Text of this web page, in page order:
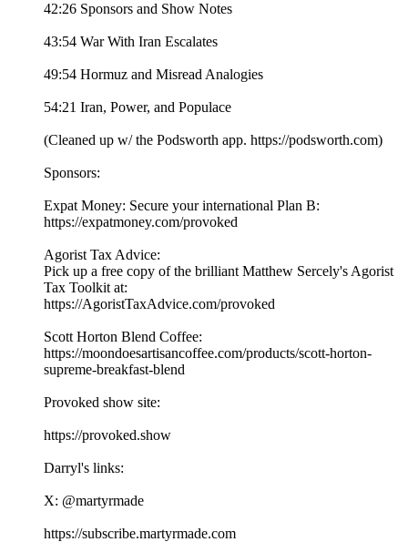
42:26 Sponsors and Show Notes
43:54 War With Iran Escalates
49:54 Hormuz and Misread Analogies
54:21 Iran, Power, and Populace
(Cleaned up w/ the Podsworth app. ⁠⁠⁠⁠⁠⁠⁠⁠⁠⁠⁠⁠⁠⁠⁠⁠⁠⁠⁠⁠⁠⁠⁠⁠⁠⁠⁠⁠⁠⁠⁠⁠⁠⁠⁠https://podsworth.com⁠⁠⁠⁠⁠⁠⁠⁠⁠⁠⁠⁠⁠⁠⁠⁠⁠⁠⁠⁠⁠⁠⁠⁠⁠⁠⁠⁠⁠⁠⁠⁠⁠⁠⁠)
Sponsors:
Expat Money: Secure your international Plan B:
⁠⁠⁠⁠https://expatmoney.com/provoked⁠⁠⁠⁠
Agorist Tax Advice:
Pick up a free copy of the brilliant Matthew Sercely's Agorist
Tax Toolkit at:
⁠⁠⁠⁠https://AgoristTaxAdvice.com/provoked⁠⁠⁠⁠
Scott Horton Blend Coffee:
⁠⁠⁠⁠https://moondoesartisancoffee.com/products/scott-horton-
supreme-breakfast-blend⁠⁠⁠⁠
Provoked show site:
⁠⁠⁠⁠⁠⁠⁠⁠⁠⁠⁠⁠⁠⁠⁠⁠⁠⁠⁠⁠⁠⁠⁠⁠⁠⁠⁠⁠⁠⁠⁠⁠⁠⁠⁠https://provoked.show⁠⁠⁠⁠⁠⁠⁠⁠⁠⁠⁠⁠⁠⁠⁠⁠⁠⁠⁠⁠⁠⁠⁠⁠⁠⁠⁠⁠⁠⁠⁠⁠⁠⁠⁠
Darryl's links:
X: ⁠⁠⁠⁠⁠⁠⁠⁠⁠⁠⁠⁠⁠⁠⁠⁠⁠⁠⁠⁠⁠⁠⁠⁠⁠⁠⁠⁠⁠⁠⁠⁠⁠⁠⁠@martyrmade⁠⁠⁠⁠⁠⁠⁠⁠⁠⁠⁠⁠⁠⁠⁠⁠⁠⁠⁠⁠⁠⁠⁠⁠⁠⁠⁠⁠⁠⁠⁠⁠⁠⁠⁠
⁠⁠⁠⁠⁠⁠⁠⁠⁠⁠⁠⁠⁠⁠⁠⁠⁠⁠⁠⁠⁠⁠⁠⁠⁠⁠⁠⁠⁠⁠⁠⁠⁠⁠⁠https://subscribe.martyrmade.com⁠⁠⁠⁠⁠⁠⁠⁠⁠⁠⁠⁠⁠⁠⁠⁠⁠⁠⁠⁠⁠⁠⁠⁠⁠⁠⁠⁠⁠⁠⁠⁠⁠⁠⁠